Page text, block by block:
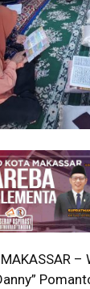
MAKASSAR –